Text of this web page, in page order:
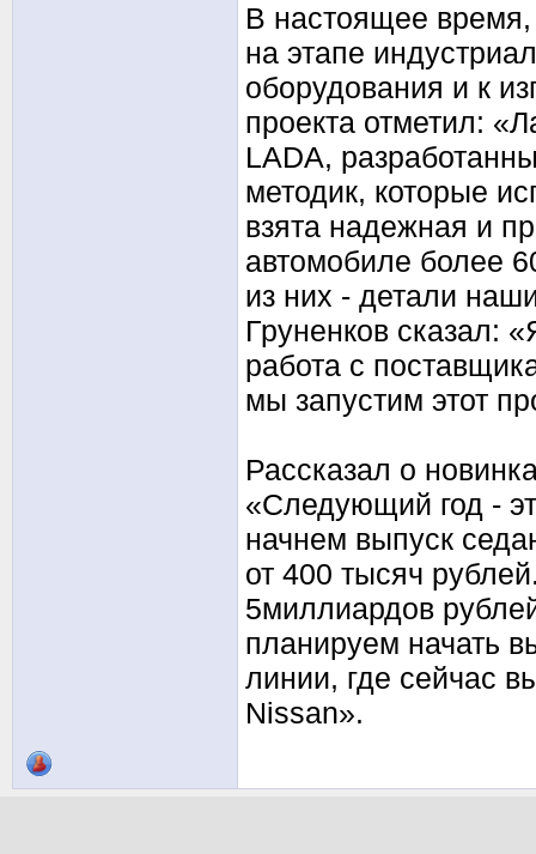
В настоящее время,
на этапе
оборудования и к
проекта отметил:
LADA,
методик, которые
взята надежная и
автомобиле более
из них - детали
Груненков сказал:
работа с
мы запустим этот
Рассказал о
«Следующий год -
начнем выпуск
от 400 тысяч
5миллиардов
планируем начать
линии, где сейчас
Nissan».